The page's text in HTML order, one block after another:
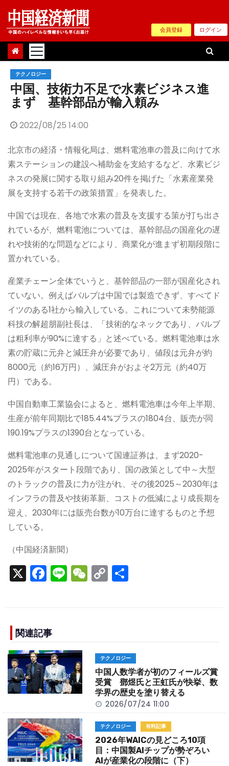
Skip
content
会員登録 ログイン
テクノロジー
中国、技術力不足で水素ビジネス進
まず 基幹部品が輸入頼み
2022/08/25 14:00
北京市の経済・情報化局は、燃料電池車の普及に向けて水
素ステーションの建設へ補助金を支給するなど、水素ビジ
ネスの発展に関する取り組み20件を掲げた「水素産業発
展を支持する若干の政策措置」を発表した。
中国では現在、各地で水素の普及を支援する策が打ち出さ
れているが、燃料電池については、基幹部品の国産化の遅
れや技術的な問題などにより、商業化が進まず初期段階に
置かれている。
産業チェーン全体でいうと、基幹部品の一部が国産化され
ていない。例えばバルブは中国では製造できず、すべてド
イツのある1社から輸入している。これについて未勢能源
科技の解超朋副社長は、「技術的なネックであり、バルブ
は粗利率が90%に達する」と述べている。燃料電池車は水
素の貯蔵に元弁と減圧弁が必要であり、値段は元弁が約
8000元（約16万円）、減圧弁がおよそ2万元（約40万
円）である。
中国自動車工業協会によると、燃料電池車は今年上半期、
生産が前年同期比で185.44%プラスの1804台、販売が同
190.19%プラスの1390台となっている。
燃料電池車の見通しについて国連証券は、まず2020-
2025年がスタート段階であり、国の政策として中～大型
のトラックの普及に力が注がれ、その後2025～2030年は
インフラの普及や技術革新、コストの低減により成長期を
迎え、2030年には販売台数が10万台に達するものと予想
している。
（中国経済新聞）
X F
a
e
b
o
o
k
Li
n
W
e
C
o
n
k
関連記事
テクノロジー
中国人数学者が初のフィールズ賞
受賞 鄧煜氏と王虹氏が快挙、数
学界の歴史を塗り替える
2026/07/24 11:00
テクノロジー 有料記事
2026年WAICの見どころ10項
目：中国製AIチップが勢ぞろい
AIが産業化の段階に（下）